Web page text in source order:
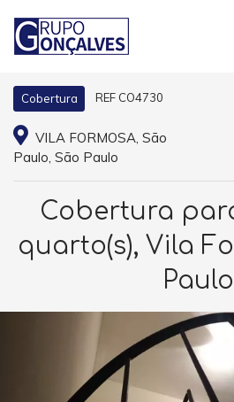
Cobertura REF CO4730
VILA FORMOSA, São
Paulo, São Paulo
Cobertura
quarto(s), Vila
Paulo